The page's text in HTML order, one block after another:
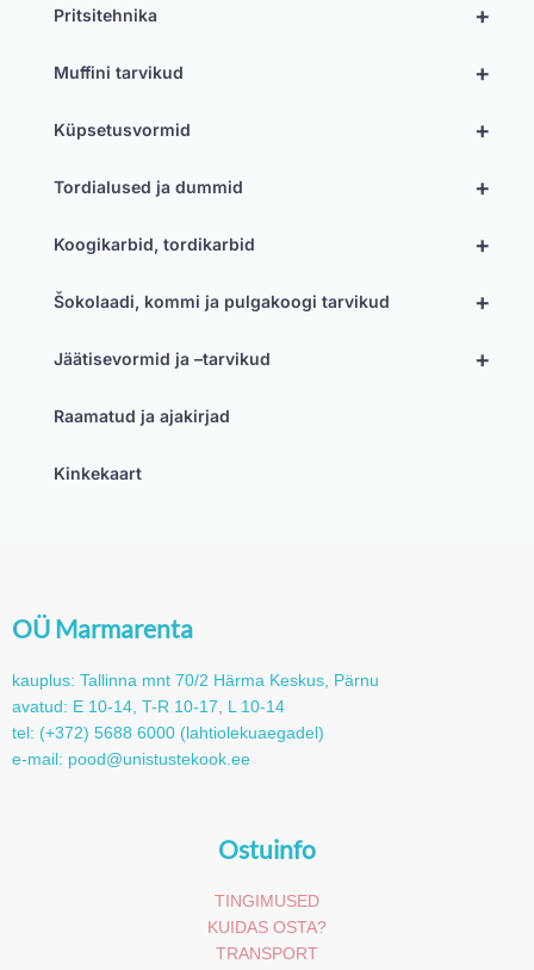
+
Pritsitehnika
+
Muffini tarvikud
+
Küpsetusvormid
+
Tordialused ja dummid
+
Koogikarbid, tordikarbid
+
Šokolaadi, kommi ja pulgakoogi tarvikud
+
Jäätisevormid ja –tarvikud
Raamatud ja ajakirjad
Kinkekaart
OÜ Marmarenta
kauplus: Tallinna mnt 70/2 Härma Keskus, Pärnu
avatud: E 10-14, T-R 10-17, L 10-14
tel: (+372) 5688 6000 (lahtiolekuaegadel)
e-mail: pood@unistustekook.ee
Ostuinfo
TINGIMUSED
KUIDAS OSTA?
TRANSPORT